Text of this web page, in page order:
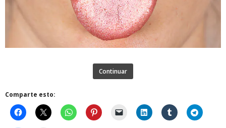
Continuar
Comparte esto: